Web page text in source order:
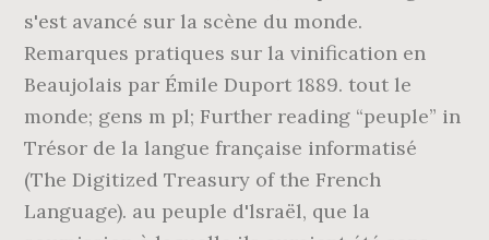
s'est avancé sur la scène du monde.
Remarques pratiques sur la vinification en
Beaujolais par Émile Duport 1889. tout le
monde; gens m pl; Further reading “peuple” in
Trésor de la langue française informatisé
(The Digitized Treasury of the French
Language). au peuple d'lsraël, que la